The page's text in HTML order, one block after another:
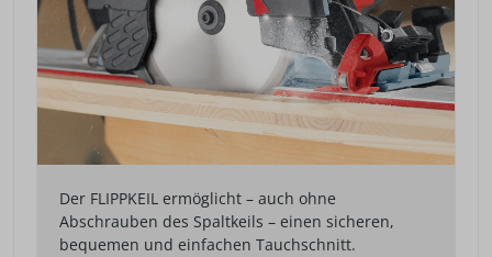
Der FLIPPKEIL ermöglicht – auch ohne
Abschrauben des Spaltkeils – einen sicheren,
bequemen und einfachen Tauchschnitt.